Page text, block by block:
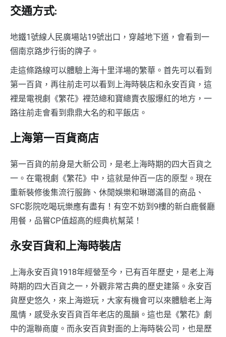
交通方式:
地鐵1號線人民廣場站19號出口，穿越地下道，會看到一
個南京路步行街的牌子。
走這條路線可以體驗上海十里洋場的繁華。首先可以看到
第一百貨，再往前走可以看到上海時裝店和永安百貨，這
裡是電視劇《繁花》裡范總和寶總賣衣服爆紅的地方，一
路往前走會看到鼎鼎大名的和平飯店。
上海第一百貨商店
第一百貨的前身是大新公司，是老上海時期的四大百貨之
一。在電視劇《繁花》中，這就是仲百一店的原型。現在
重新裝修後集流行服飾、休閒娛樂和琳瑯滿目的商品、
SFC影院吃喝玩樂應有盡有！有空不妨到9樓的新白鹿餐廳
用餐，品嘗CP值超高的經典杭幫菜！
永安百貨和上海時裝店
上海永安百貨1918年經營至今，已有百年歷史，是老上海
時期的四大百貨之一，外觀非常古典的歷史建築。永安百
貨歷史悠久，來上海遊玩，大家有機會可以來體驗老上海
風情，感受永安百貨百年老店的風韻。這也是《繁花》劇
中的滬聯商廈。而永安百貨對面的上海時裝公司，也是歷